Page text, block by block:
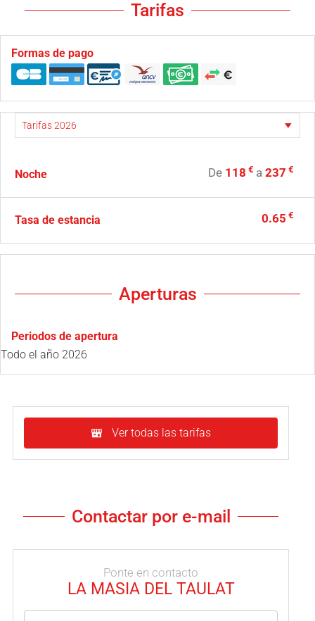
Tarifas
Formas de pago
Noche De 118 € a 237 €
Tasa de estancia 0.65 €
Aperturas
Periodos de apertura
Todo el año 2026
Ver todas las tarifas
Contactar por e-mail
Ponte en contacto
LA MASIA DEL TAULAT